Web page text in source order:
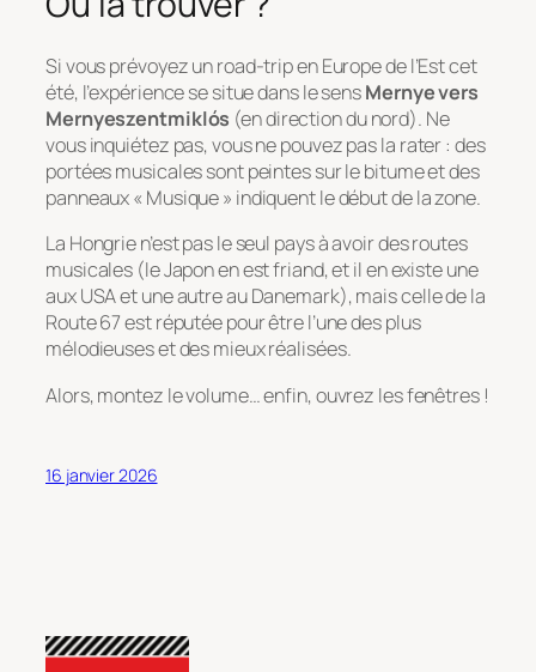
Si vous prévoyez un road-trip en Europe de l’Est cet
été, l’expérience se situe dans le sensMernye vers
Mernyeszentmiklós (en direction du nord). Ne
vous inquiétez pas, vous ne pouvez pas la rater : des
portées musicales sont peintes sur le bitume et des
panneaux « Musique » indiquent le début de la zone.
La Hongrie n’est pas le seul pays à avoir des routes
musicales (le Japon en est friand, et il en existe une
aux USA et une autre au Danemark), mais celle de la
Route 67 est réputée pour être l’une des plus
mélodieuses et des mieux réalisées.
Alors, montez le volume… enfin, ouvrez les fenêtres !
16 janvier 2026